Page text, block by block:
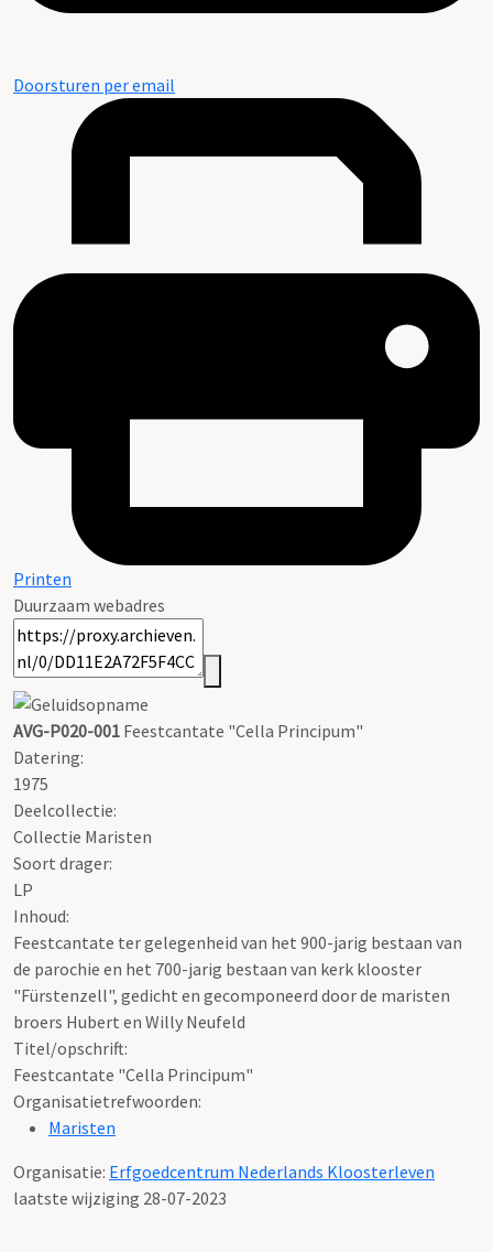
Doorsturen per email
Printen
Duurzaam webadres
AVG-P020-001 Feestcantate "Cella Principum"
Datering:
1975
Deelcollectie:
Collectie Maristen
Soort drager:
LP
Inhoud:
Feestcantate ter gelegenheid van het 900-jarig bestaan van
de parochie en het 700-jarig bestaan van kerk klooster
"Fürstenzell", gedicht en gecomponeerd door de maristen
broers Hubert en Willy Neufeld
Titel/opschrift:
Feestcantate "Cella Principum"
Organisatietrefwoorden:
Maristen
Organisatie: Erfgoedcentrum Nederlands Kloosterleven
laatste wijziging 28-07-2023